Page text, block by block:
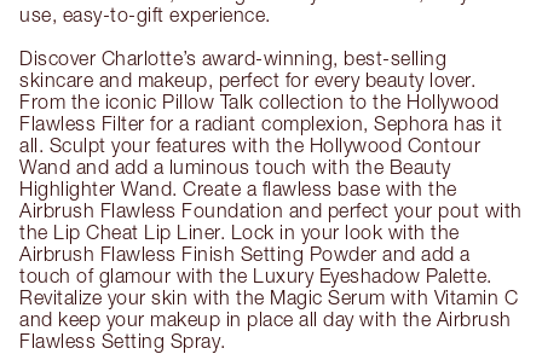
use, easy-to-gift experience.
Discover Charlotte’s award-winning, best-selling
skincare and makeup, perfect for every beauty lover.
From the iconic Pillow Talk collection to the Hollywood
Flawless Filter for a radiant complexion, Sephora has it
all. Sculpt your features with the Hollywood Contour
Wand and add a luminous touch with the Beauty
Highlighter Wand. Create a flawless base with the
Airbrush Flawless Foundation and perfect your pout with
the Lip Cheat Lip Liner. Lock in your look with the
Airbrush Flawless Finish Setting Powder and add a
touch of glamour with the Luxury Eyeshadow Palette.
Revitalize your skin with the Magic Serum with Vitamin C
and keep your makeup in place all day with the Airbrush
Flawless Setting Spray.